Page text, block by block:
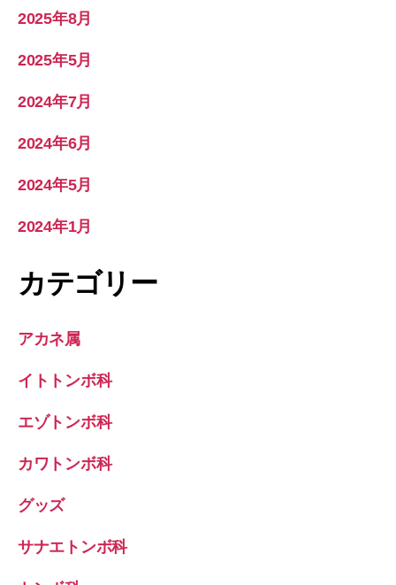
2025年8月
2025年5月
2024年7月
2024年6月
2024年5月
2024年1月
カテゴリー
アカネ属
イトトンボ科
エゾトンボ科
カワトンボ科
グッズ
サナエトンボ科